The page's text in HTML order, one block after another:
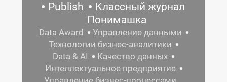
Publish
Классный журнал
Понимашка
Data Award
Управление данными
Технологии бизнес-аналитики
Data & AI
Качество данных
Интеллектуальное предприятие